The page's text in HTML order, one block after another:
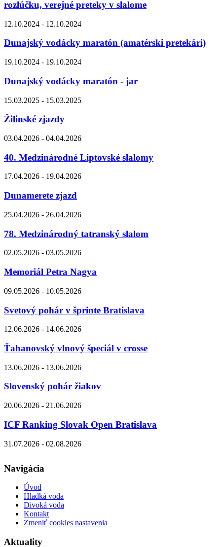
rozlúčku, verejné preteky v slalome
12.10.2024 - 12.10.2024
Dunajský vodácky maratón (amatérski pretekári)
19.10.2024 - 19.10.2024
Dunajský vodácky maratón - jar
15.03.2025 - 15.03.2025
Žilinské zjazdy
03.04.2026 - 04.04.2026
40. Medzinárodné Liptovské slalomy
17.04.2026 - 19.04.2026
Dunamerete zjazd
25.04.2026 - 26.04.2026
78. Medzinárodný tatranský slalom
02.05.2026 - 03.05.2026
Memoriál Petra Nagya
09.05.2026 - 10.05.2026
Svetový pohár v šprinte Bratislava
12.06.2026 - 14.06.2026
Ťahanovský vlnový špeciál v crosse
13.06.2026 - 13.06.2026
Slovenský pohár žiakov
20.06.2026 - 21.06.2026
ICF Ranking Slovak Open Bratislava
31.07.2026 - 02.08.2026
Navigácia
Úvod
Hladká voda
Divoká voda
Kontakt
Zmeniť cookies nastavenia
Aktuality